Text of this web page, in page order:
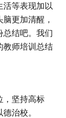
活等表现加以
更加清醒，
总结吧。我们
教师培训总结
，坚持高标
治校。